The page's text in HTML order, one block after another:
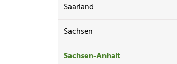
Saarland
Sachsen
Sachsen-Anhalt